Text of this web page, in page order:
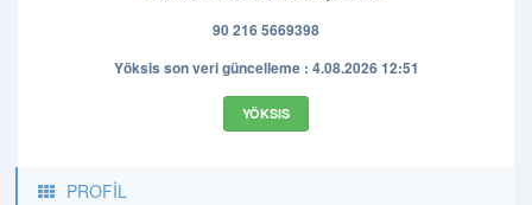
90 216 5669398
Yöksis son veri güncelleme : 4.08.2026 12:51
YÖKSIS
PROFİL